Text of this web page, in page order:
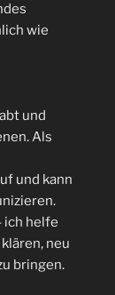
wie
und
Als
und kann
ich helfe
neu
bringen.